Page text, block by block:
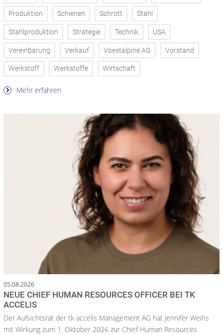
Produktion Schienen Schrott Stahl
Stahlproduktion Strategie Technik USA
Vereinbarung Verkauf Voestalpine AG Vorstand
Werkstoff Werkstoffe Wirtschaft
Mehr erfahren
05.08.2026
NEUE CHIEF HUMAN RESOURCES OFFICER BEI TK
ACCELIS
Der Aufsichtsrat der tk accelis Management AG hat Jennifer Weihs
mit Wirkung zum 1. Oktober 2026 zur Chief Human Resources